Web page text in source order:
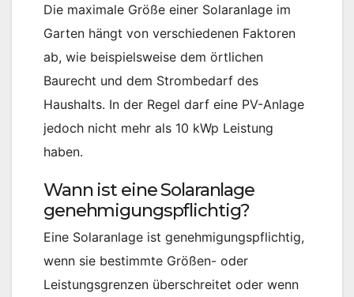
Die maximale Größe einer Solaranlage im
Garten hängt von verschiedenen Faktoren
ab, wie beispielsweise dem örtlichen
Baurecht und dem Strombedarf des
Haushalts. In der Regel darf eine PV-Anlage
jedoch nicht mehr als 10 kWp Leistung
haben.
Wann ist eine Solaranlage
genehmigungspflichtig?
Eine Solaranlage ist genehmigungspflichtig,
wenn sie bestimmte Größen- oder
Leistungsgrenzen überschreitet oder wenn